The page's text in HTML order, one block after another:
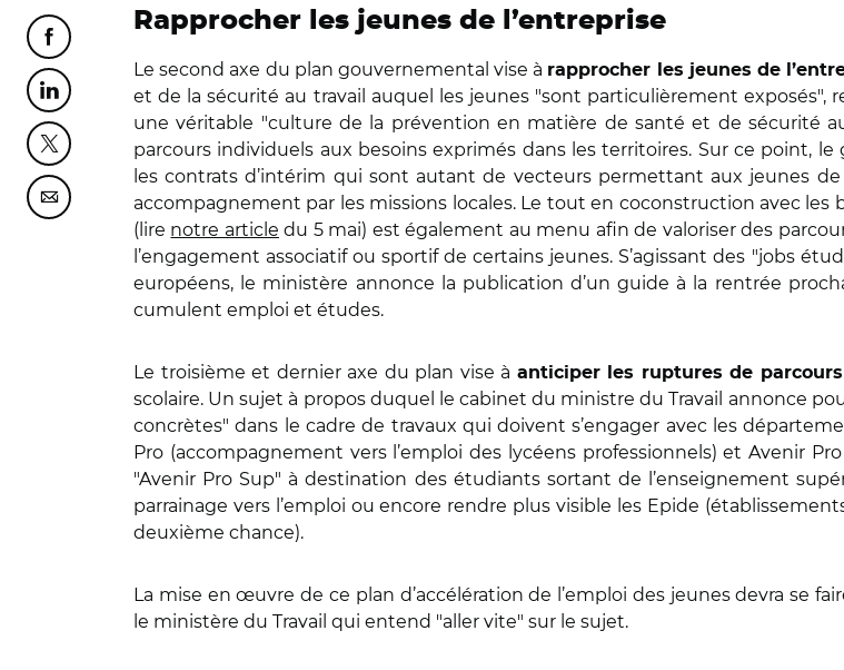
Partager cette page sur Facebook
Partager cette page sur Linkedin
Partager cette page sur Twitter
Partager cette page sur Courriel
Rapprocher les jeunes de l’entreprise
Le second axe du plan gouvernemental vise à rapprocher les jeunes de
et de la sécurité au travail auquel les jeunes "sont particulièrement
une véritable "culture de la prévention en matière de santé et de sécurité
parcours individuels aux besoins exprimés dans les territoires. Sur ce point,
les contrats d’intérim qui sont autant de vecteurs permettant aux jeunes
accompagnement par les missions locales. Le tout en coconstruction avec les
(lire notre article du 5 mai) est également au menu afin de valoriser des
l’engagement associatif ou sportif de certains jeunes. S’agissant des "jobs
européens, le ministère annonce la publication d’un guide à la rentrée
cumulent emploi et études.
Le troisième et dernier axe du plan vise à anticiper les ruptures de parcours
scolaire. Un sujet à propos duquel le cabinet du ministre du Travail annonce
concrètes" dans le cadre de travaux qui doivent s’engager avec les
Pro (accompagnement vers l’emploi des lycéens professionnels) et Avenir
"Avenir Pro Sup" à destination des étudiants sortant de l’enseignement
parrainage vers l’emploi ou encore rendre plus visible les Epide
deuxième chance).
La mise en œuvre de ce plan d’accélération de l’emploi des jeunes devra se
le ministère du Travail qui entend "aller vite" sur le sujet.